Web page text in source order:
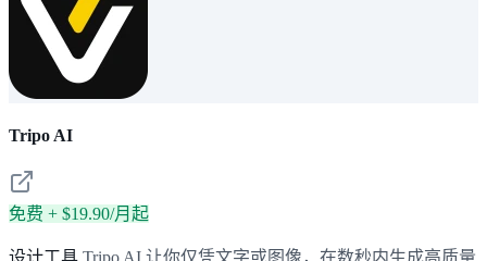
Tripo AI
免费 + $19.90/月起